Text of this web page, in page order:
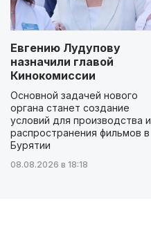
Евгению Лудупову
назначили главой
Кинокомиссии
Основной задачей нового
органа станет создание
условий для производства и
распространения фильмов в
Бурятии
08.08.2026 в 18:18